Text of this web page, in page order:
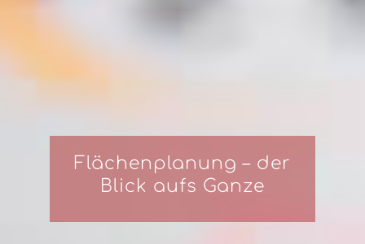
Flächenplanung – der
Blick aufs Ganze